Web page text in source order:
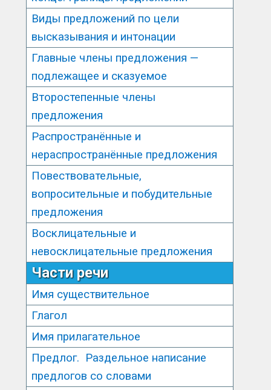
Виды предложений по цели
высказывания и интонации
Главные члены предложения —
подлежащее и сказуемое
Второстепенные члены
предложения
Распространённые и
нераспространённые предложения
Повествовательные,
вопросительные и побудительные
предложения
Восклицательные и
невосклицательные предложения
Части речи
Имя существительное
Глагол
Имя прилагательное
Предлог. Раздельное написание
предлогов со словами